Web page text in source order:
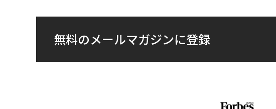
無料のメールマガジンに登録